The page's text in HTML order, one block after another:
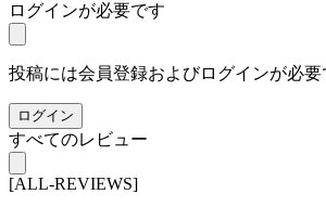
ログインが必要です
投稿には会員登録およびログインが必要
ログイン
すべてのレビュー
[ALL-REVIEWS]